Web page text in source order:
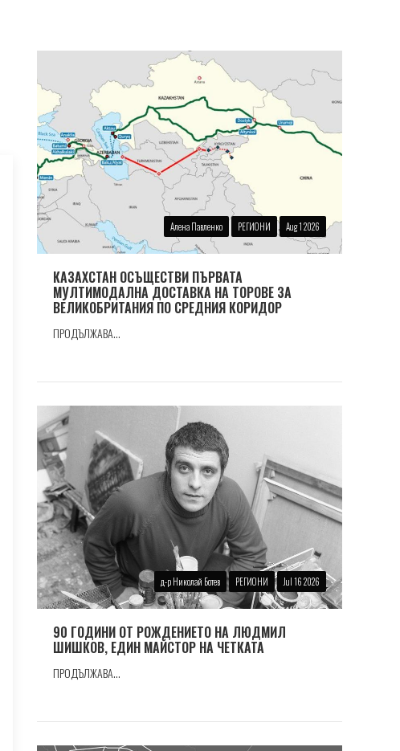
Алена Павленко РЕГИОНИ Aug 1 2026
КАЗАХСТАН ОСЪЩЕСТВИ ПЪРВАТА
МУЛТИМОДАЛНА ДОСТАВКА НА ТОРОВЕ ЗА
ВЕЛИКОБРИТАНИЯ ПО СРЕДНИЯ КОРИДОР
ПРОДЪЛЖАВА...
д-р Николай Ботев РЕГИОНИ Jul 16 2026
90 ГОДИНИ ОТ РОЖДЕНИЕТО НА ЛЮДМИЛ
ШИШКОВ, ЕДИН МАЙСТОР НА ЧЕТКАТА
ПРОДЪЛЖАВА...